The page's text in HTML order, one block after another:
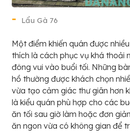
Lẩu Gà 76
Một điểm khiến quán được
thích là cách phục vụ khá thoải
đông vui vào buổi tối. Những
hồ thường được khách chọn
vừa tạo cảm giác thư giãn hơn
là kiểu quán phù hợp cho các
ăn tối sau giờ làm hoặc đơn
ăn ngon vừa có không gian để